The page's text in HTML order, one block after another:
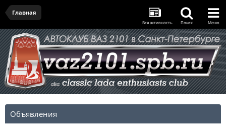
Главная
Вся активность Поиск Меню
Объявления